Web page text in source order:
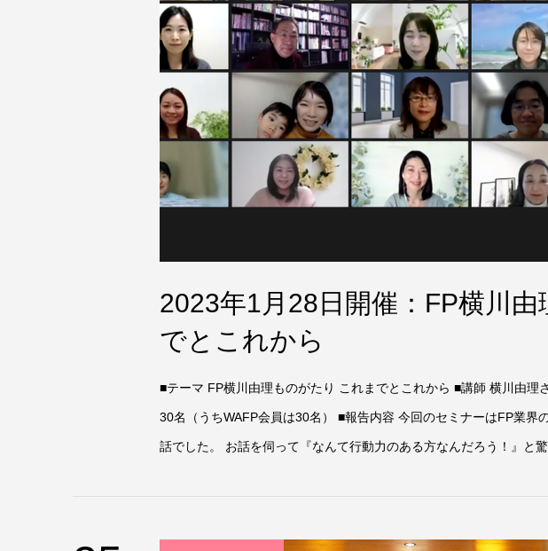
2023年1月28日開催：FP横川
でとこれから
■テーマ FP横川由理ものがたり これまでとこれから ■講師 横川由
30名（うちWAFP会員は30名） ■報告内容 今回のセミナーはFP業界
話でした。 お話を伺って『なんて行動力のある方なんだろう！』と